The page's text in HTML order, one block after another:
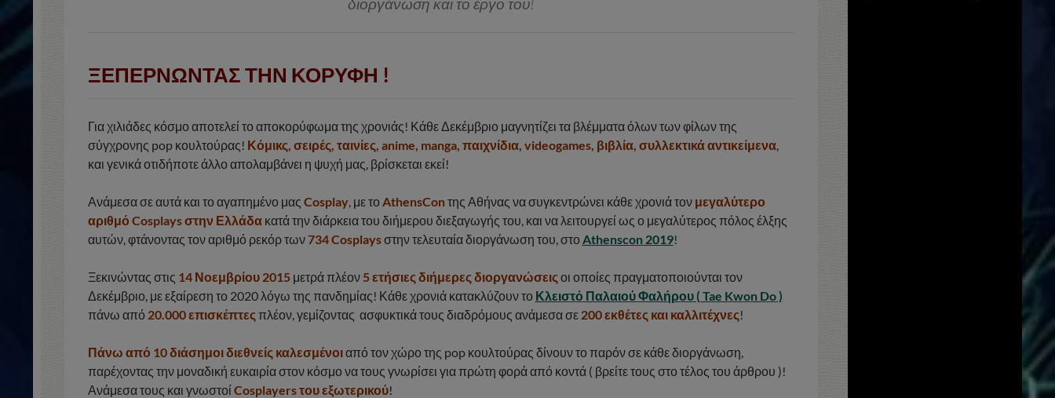
διοργάνωση και το έργο του!
ΞΕΠΕΡΝΩΝΤΑΣ ΤΗΝ ΚΟΡΥΦΗ !
Για χιλιάδες κόσμο αποτελεί το αποκορύφωμα της χρονιάς! Κάθε Δεκέμβριο μαγνητίζει τα βλέμματα όλων των φίλων της
σύγχρονης pop κουλτούρας! Κόμικς, σειρές, ταινίες, anime, manga, παιχνίδια, videogames, βιβλία, συλλεκτικά αντικείμενα,
και γενικά οτιδήποτε άλλο απολαμβάνει η ψυχή μας, βρίσκεται εκεί!
Ανάμεσα σε αυτά και το αγαπημένο μας Cosplay, με το AthensConτης Αθήνας να συγκεντρώνει κάθε χρονιά τον μεγαλύτερο
αριθμό Cosplays στην Ελλάδακατά την διάρκεια του διήμερου διεξαγωγής του, και να λειτουργεί ως ο μεγαλύτερος πόλος έλξης
αυτών, φτάνοντας τον αριθμό ρεκόρ των734 Cosplaysστην τελευταία διοργάνωση του, στο Athenscon 2019!
Ξεκινώντας στις 14 Νοεμβρίου 2015μετρά πλέον 5 ετήσιες διήμερες διοργανώσεις οι οποίες πραγματοποιούνται τον
Δεκέμβριο, με εξαίρεση το 2020 λόγω της πανδημίας! Κάθε χρονιά κατακλύζουν το Κλειστό Παλαιού Φαλήρου ( Tae Kwon Do )
πάνω από 20.000 επισκέπτες πλέον, γεμίζοντας ασφυκτικά τους διαδρόμους ανάμεσα σε 200 εκθέτες και καλλιτέχνες!
Πάνω από 10 διάσημοι διεθνείς καλεσμένοιαπό τον χώρο της pop κουλτούρας δίνουν το παρόν σε κάθε διοργάνωση,
παρέχοντας την μοναδική ευκαιρία στον κόσμο να τους γνωρίσει για πρώτη φορά από κοντά ( βρείτε τους στο τέλος του άρθρου )!
Ανάμεσα τους και γνωστοίCosplayers του εξωτερικού!